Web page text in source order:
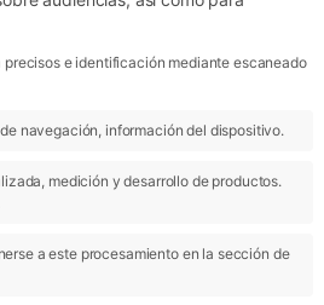
ARCHIVO CATEGORÍAS
e identificación mediante escaneado
navegación, información del dispositivo.
medición y desarrollo de productos.
a este procesamiento en la sección de